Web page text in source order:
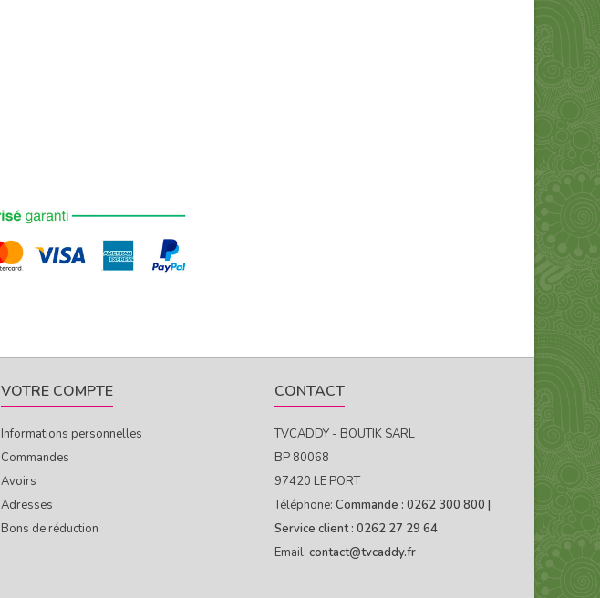
VOTRE COMPTE
Informations personnelles
Commandes
Avoirs
Adresses
Bons de réduction
CONTACT
TVCADDY - BOUTIK SARL
BP 80068
97420 LE PORT
Téléphone: Commande : 0262 300 800 |
Service client : 0262 27 29 64
Email: contact@tvcaddy.fr